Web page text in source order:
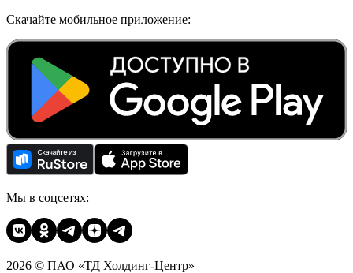
Скачайте мобильное приложение:
Мы в соцсетях:
2026 © ПАО «ТД Холдинг-Центр»